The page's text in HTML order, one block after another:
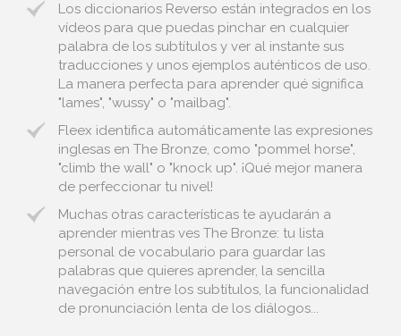
Los diccionarios Reverso están integrados en los
vídeos para que puedas pinchar en cualquier
palabra de los subtítulos y ver al instante sus
traducciones y unos ejemplos auténticos de uso.
La manera perfecta para aprender qué significa
"lames", "wussy" o "mailbag".
Fleex identifica automáticamente las expresiones
inglesas en The Bronze, como "pommel horse",
"climb the wall" o "knock up". ¡Qué mejor manera
de perfeccionar tu nivel!
Muchas otras características te ayudarán a
aprender mientras ves The Bronze: tu lista
personal de vocabulario para guardar las
palabras que quieres aprender, la sencilla
navegación entre los subtítulos, la funcionalidad
de pronunciación lenta de los diálogos...